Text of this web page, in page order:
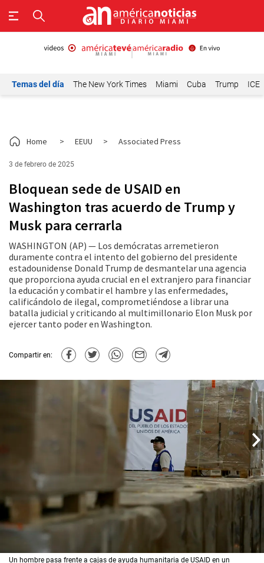
Temas del día The New York Times Miami Cuba Trump ICE
Home > EEUU > Associated Press
3 de febrero de 2025
Bloquean sede de USAID en
Washington tras acuerdo de Trump y
Musk para cerrarla
WASHINGTON (AP) — Los demócratas arremetieron
duramente contra el intento del gobierno del presidente
estadounidense Donald Trump de desmantelar una agencia
que proporciona ayuda crucial en el extranjero para financiar
la educación y combatir el hambre y las enfermedades,
calificándolo de ilegal, comprometiéndose a librar una
batalla judicial y criticando al multimillonario Elon Musk por
ejercer tanto poder en Washington.
Compartir en:
Un hombre pasa frente a cajas de ayuda humanitaria de USAID en un